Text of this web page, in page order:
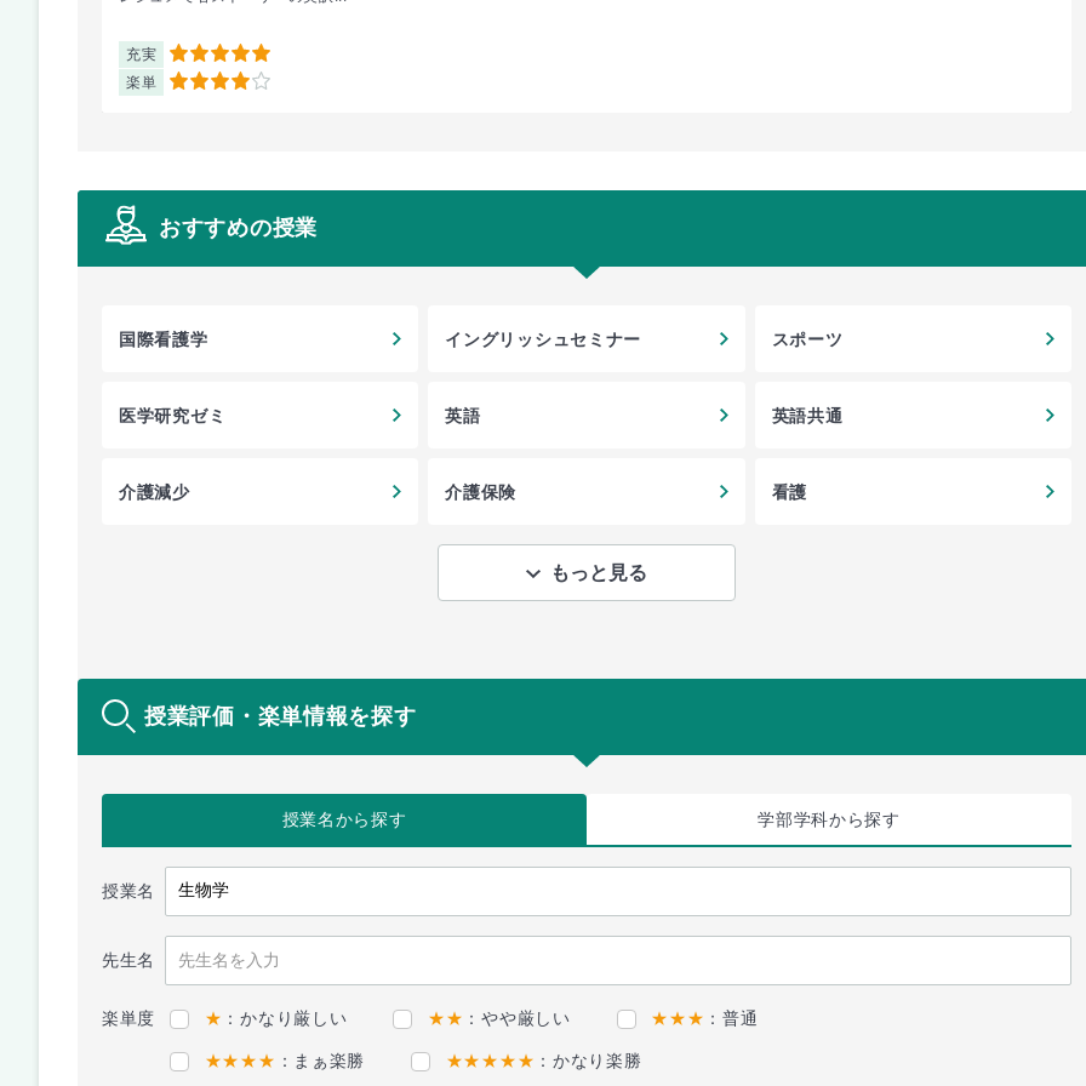
充実 5
楽単 4
おすすめの授業
国際看護学 イングリッシュセミナー スポーツ
医学研究ゼミ 英語 英語共通
介護減少 介護保険 看護
もっと見る
授業評価・楽単情報を探す
授業名から探す 学部学科から探す
授業名
先生名
楽単度 ★ ：かなり厳しい ★★ ：やや厳しい ★★★ ：普通
★★★★ ：まぁ楽勝 ★★★★★ ：かなり楽勝